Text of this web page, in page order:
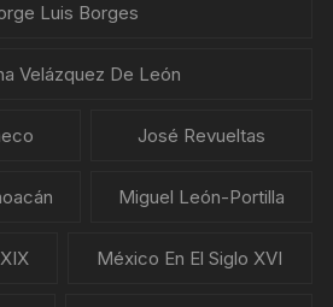
Luis Borges
Velázquez De León
José Revueltas
Miguel León-Portilla
México En El Siglo XVI